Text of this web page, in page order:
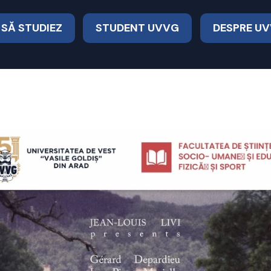
STUDIEZ STUDENT UVVG DESPRE